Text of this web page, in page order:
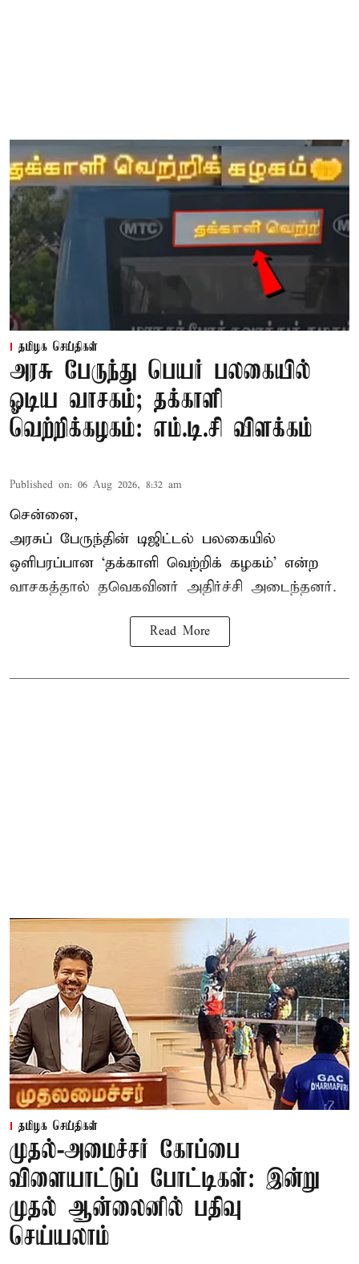
தமிழக செய்திகள்
அரசு பேருந்து பெயர் பலகையில்
ஓடிய வாசகம்; தக்காளி
வெற்றிக்கழகம்: எம்.டி.சி விளக்கம்
Published on: 06 Aug 2026, 8:32 am
சென்னை,
அரசுப் பேருந்தின் டிஜிட்டல் பலகையில்
ஒளிபரப்பான ‘தக்காளி வெற்றிக் கழகம்’ என்ற
வாசகத்தால் தவெகவினர் அதிர்ச்சி அடைந்தனர்.
Read More
தமிழக செய்திகள்
முதல்-அமைச்சர் கோப்பை
விளையாட்டுப் போட்டிகள்: இன்று
முதல் ஆன்லைனில் பதிவு
செய்யலாம்